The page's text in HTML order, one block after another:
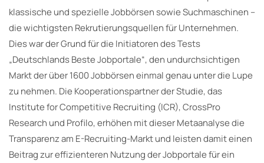
klassische und spezielle Jobbörsen sowie Suchmaschinen –
die wichtigsten Rekrutierungsquellen für Unternehmen.
Dies war der Grund für die Initiatoren des Tests
„Deutschlands Beste Jobportale“, den undurchsichtigen
Markt der über 1600 Jobbörsen einmal genau unter die Lupe
zu nehmen. Die Kooperationspartner der Studie, das
Institute for Competitive Recruiting (ICR), CrossPro
Research und Profilo, erhöhen mit dieser Metaanalyse die
Transparenz am E-Recruiting-Markt und leisten damit einen
Beitrag zur effizienteren Nutzung der Jobportale für ein